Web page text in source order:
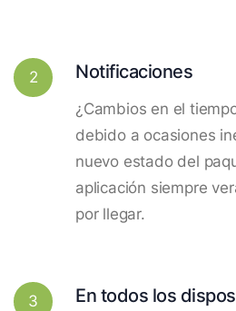
2 Notificaciones
¿Cambios en el
debido a ocasiones
nuevo estado del
aplicación siempre
por llegar.
3 En todos los